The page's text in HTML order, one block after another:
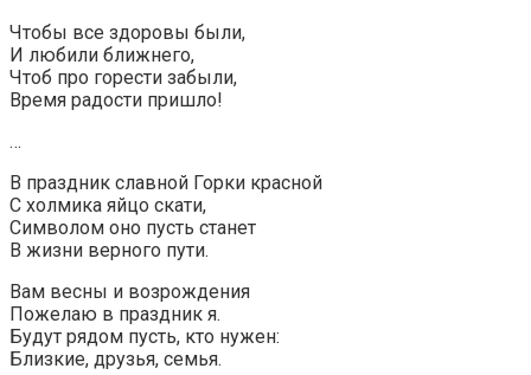
Чтобы все здоровы были,
И любили ближнего,
Чтоб про горести забыли,
Время радости пришло!
…
В праздник славной Горки красной
С холмика яйцо скати,
Символом оно пусть станет
В жизни верного пути.
Вам весны и возрождения
Пожелаю в праздник я.
Будут рядом пусть, кто нужен:
Близкие, друзья, семья.